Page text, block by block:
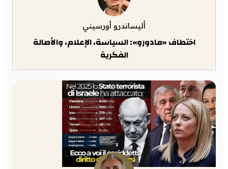
أليساندرو أورسيني
اختطاف «مادورو»: السياسة، الإعلام، والأصالة
الفكرية